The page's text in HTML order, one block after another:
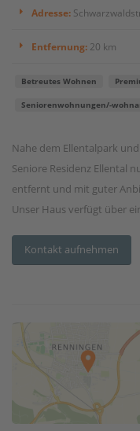
Adresse:
Entfernung: 20 km
Betreutes Wohnen
Seniorenwohnungen/-
Nahe dem Ellentalpark
Seniore Residenz Ellental
entfernt und mit guter
Unser Haus verfügt über
Kontakt aufnehmen